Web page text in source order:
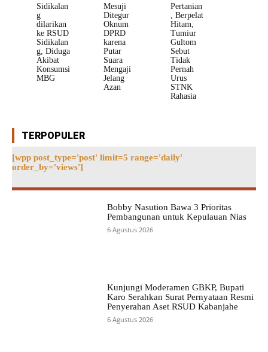
Sidikalan
g
dilarikan
ke RSUD
Sidikalan
g, Diduga
Akibat
Konsumsi
MBG
Mesuji
Ditegur
Oknum
DPRD
karena
Putar
Suara
Mengaji
Jelang
Azan
Pertanian
, Berpelat
Hitam,
Tumiur
Gultom
Sebut
Tidak
Pernah
Urus
STNK
Rahasia
TERPOPULER
[wpp post_type='post' limit=5 range='daily'
order_by='views']
Bobby Nasution Bawa 3 Prioritas
Pembangunan untuk Kepulauan Nias
6 Agustus 2026
Kunjungi Moderamen GBKP, Bupati
Karo Serahkan Surat Pernyataan Resmi
Penyerahan Aset RSUD Kabanjahe
6 Agustus 2026